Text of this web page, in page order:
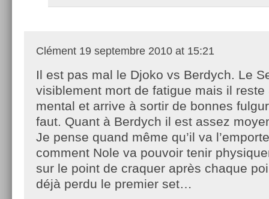
Clément 19 septembre 2010 at 15:21
Il est pas mal le Djoko vs Berdych. Le
visiblement mort de fatigue mais il reste
mental et arrive à sortir de bonnes
faut. Quant à Berdych il est assez
Je pense quand même qu’il va
comment Nole va pouvoir tenir
sur le point de craquer après chaque
déjà perdu le premier set…